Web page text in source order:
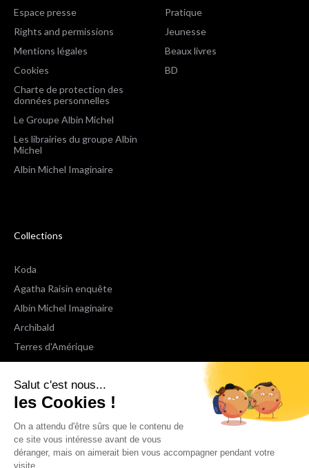
Salut c'est nous...
les Cookies !
On a attendu d'être sûrs que le contenu de
ce site vous intéresse avant de vous
déranger, mais on aimerait bien vous accompagner pendant votre
visite...
Espace presse
Rights and permissions
Mentions légales
Cookies
Charte de protection des
données personnelles
Le Groupe Albin Michel
Les librairies du groupe Albin
Michel
Albin Michel Imaginaire
Pratique
Jeunesse
Beaux livres
BD
Collections
Koda
Agatha Raisin enquête
Albin Michel Imaginaire
Archibald
Terres d'Amérique
Espaces Libres Poche
NOX
Wiz
Voir toutes les collections
Nous suivre